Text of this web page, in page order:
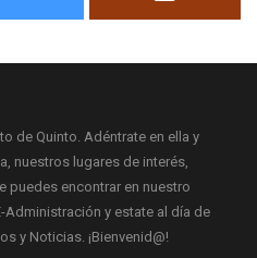
de Quinto. Adéntrate en ella y
nuestros lugares de interés,
puedes encontrar en nuestro
Administración y estate al día de
y Noticias. ¡Bienvenid@!